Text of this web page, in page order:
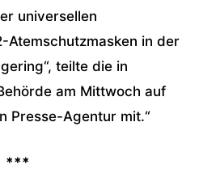
universellen
Atemschutzmasken in der
teilte die in
am Mittwoch auf
Presse-Agentur mit.“
***